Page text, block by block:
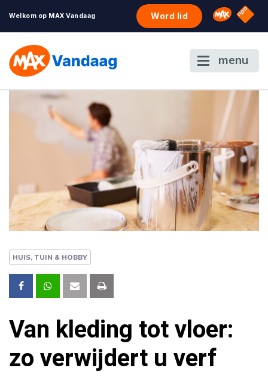
Welkom op MAX Vandaag Word lid Omroep
NPO
menu
HUIS, TUIN & HOBBY
Van kleding tot vloer:
zo verwijdert u verf